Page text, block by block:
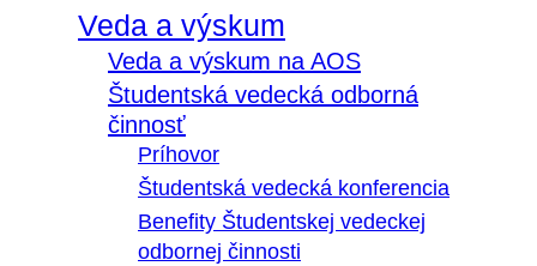
Veda a výskum
Veda a výskum na AOS
Študentská vedecká odborná
činnosť
Príhovor
Študentská vedecká konferencia
Benefity Študentskej vedeckej
odbornej činnosti